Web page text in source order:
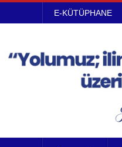
E-KÜTÜPHANE